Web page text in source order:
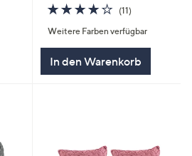
4.2
von
5
(11)11
Weitere Farben verfügbar
In den Warenkorb